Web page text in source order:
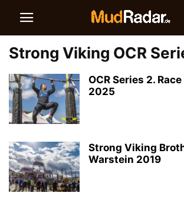
Strong Viking OCR
OCR Series 2.
2025
Strong Viking
Warstein 2019